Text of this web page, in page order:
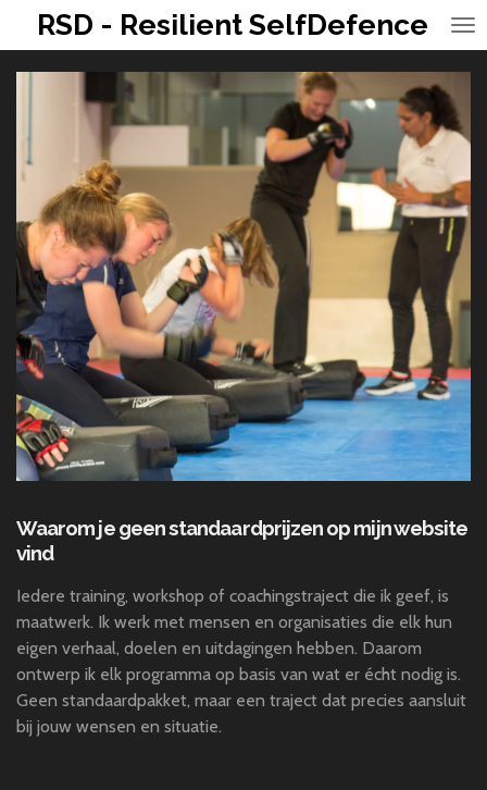
direct
naar
hoofdinhoud
RSD - Resilient SelfDefence
Waarom je geen standaardprijzen op mijn website
vind
Iedere training, workshop of coachingstraject die ik geef, is
maatwerk. Ik werk met mensen en organisaties die elk hun
eigen verhaal, doelen en uitdagingen hebben. Daarom
ontwerp ik elk programma op basis van wat er écht nodig is.
Geen standaardpakket, maar een traject dat precies aansluit
bij jouw wensen en situatie.